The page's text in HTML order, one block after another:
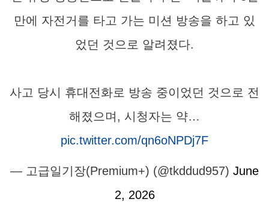
만에 자전거를 타고 가는 미션 방송을 하고 있
었던 것으로 알려졌다.
사고 당시 휴대전화로 방송 중이었던 것으로 전
해졌으며, 시청자는 약…
pic.twitter.com/qn6oNPDj7F
— 고급일기장(Premium+) (@tkddud957) June
2, 2026